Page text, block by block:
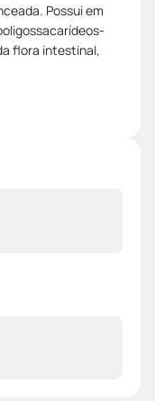
Possui em
flora intestinal,